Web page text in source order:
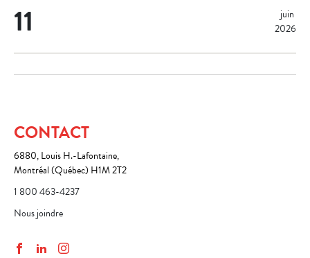
11
juin
2026
CONTACT
6880, Louis H.-Lafontaine,
Montréal (Québec) H1M 2T2
1 800 463-4237
Nous joindre
FacebookLinkedInInstagram